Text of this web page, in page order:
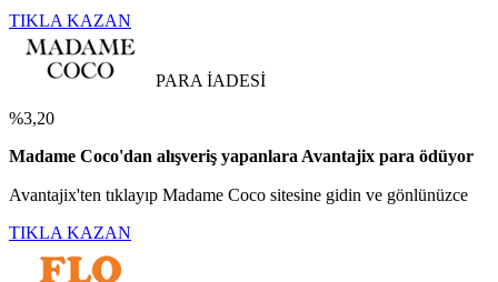
TIKLA KAZAN
PARA İADESİ
%3,20
Madame Coco'dan alışveriş yapanlara Avantajix para ödüyor
Avantajix'ten tıklayıp Madame Coco sitesine gidin ve gönlünüzce
TIKLA KAZAN